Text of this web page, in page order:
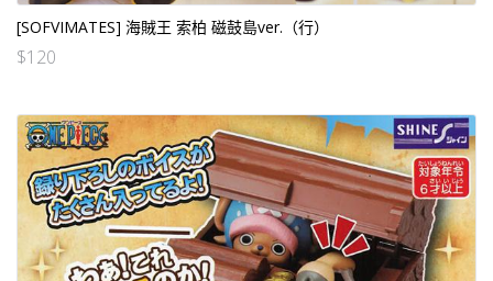
[SOFVIMATES] 海賊王 索柏 磁鼓島ver.（行）
$120